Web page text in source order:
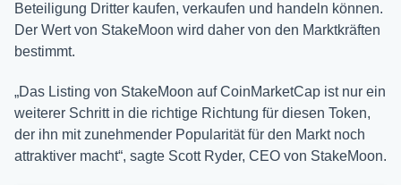
Beteiligung Dritter kaufen, verkaufen und handeln können.
Der Wert von StakeMoon wird daher von den Marktkräften
bestimmt.
„Das Listing von StakeMoon auf CoinMarketCap ist nur ein
weiterer Schritt in die richtige Richtung für diesen Token,
der ihn mit zunehmender Popularität für den Markt noch
attraktiver macht“, sagte Scott Ryder, CEO von StakeMoon.